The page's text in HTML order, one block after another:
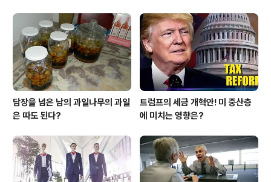
담장을 넘은 남의 과일나무의 과일
은 따도 된다?
트럼프의 세금 개혁안! 미 중산층
에 미치는 영향은?